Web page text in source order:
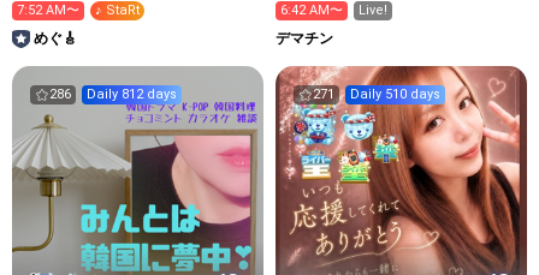
7:52 AM〜 ♪ StaRt
めぐ🎸
6:42 AM〜 Live!
デマチン
286 Daily 812 days 271 Daily 510 days